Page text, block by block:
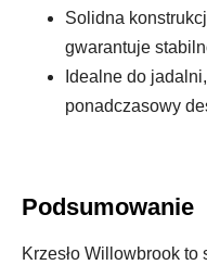
Solidna
gwarantuje
Idealne do
ponadczasowy
Podsumowanie
Krzesło Willowbrook to